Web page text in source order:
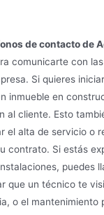
de contacto de
comunicarte con
Si quieres
inmueble en
al cliente. Esto
el alta de servicio o
contrato. Si estás
puedes
que un técnico te
o el mantenimiento